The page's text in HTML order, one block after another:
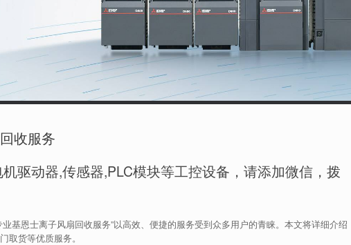
收服务
驱动器,传感器,PLC模块等工控设备，请添加微信，拨
基恩士离子风扇回收服务”以高效、便捷的服务受到众多用户的青睐。本文将详细介绍
取货等优质服务。